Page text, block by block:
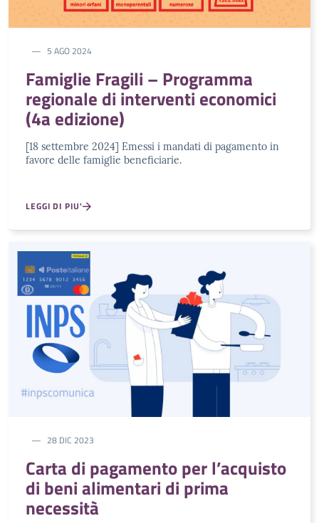
5 AGO 2024
Famiglie Fragili – Programma
regionale di interventi economici
(4a edizione)
[18 settembre 2024] Emessi i mandati di pagamento in
favore delle famiglie beneficiarie.
LEGGI DI PIU'
28 DIC 2023
Carta di pagamento per l’acquisto
di beni alimentari di prima
necessità